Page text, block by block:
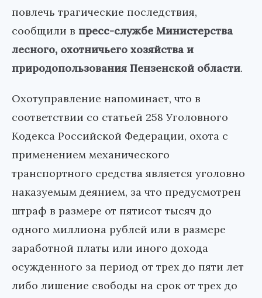
повлечь трагические последствия,
сообщили в пресс-службе Министерства
лесного, охотничьего хозяйства и
природопользования Пензенской области.
Охотуправление напоминает, что в
соответствии со статьей 258 Уголовного
Кодекса Российской Федерации, охота с
применением механического
транспортного средства является уголовно
наказуемым деянием, за что предусмотрен
штраф в размере от пятисот тысяч до
одного миллиона рублей или в размере
заработной платы или иного дохода
осужденного за период от трех до пяти лет
либо лишение свободы на срок от трех до